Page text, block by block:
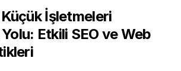
İşletmeleri
Etkili SEO ve Web